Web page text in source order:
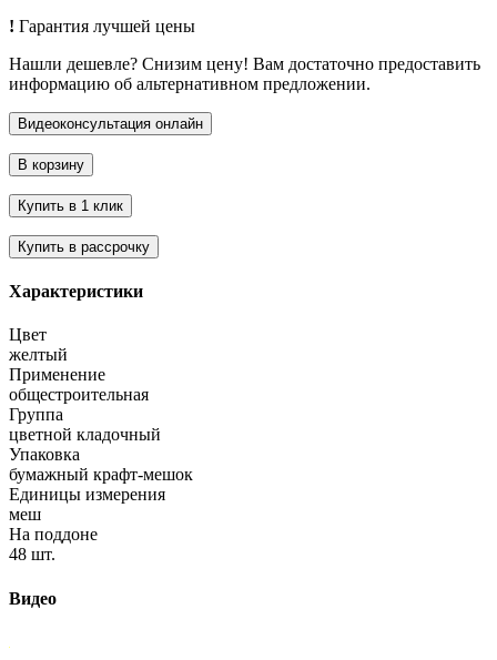
! Гарантия лучшей цены
Нашли дешевле? Снизим цену! Вам достаточно предоставить
информацию об альтернативном предложении.
Характеристики
Цвет
желтый
Применение
общестроительная
Группа
цветной кладочный
Упаковка
бумажный крафт-мешок
Единицы измерения
меш
На поддоне
48 шт.
Видео